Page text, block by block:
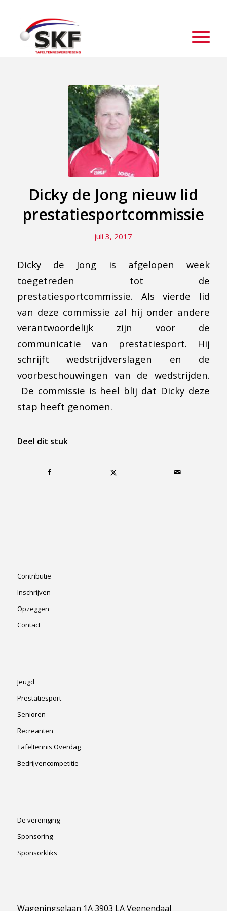
Dicky de Jong nieuw lid
prestatiesportcommissie
juli 3, 2017
Dicky de Jong is afgelopen week
toegetreden tot de
prestatiesportcommissie. Als vierde lid
van deze commissie zal hij onder andere
verantwoordelijk zijn voor de
communicatie van prestatiesport. Hij
schrijft wedstrijdverslagen en de
voorbeschouwingen van de wedstrijden.
De commissie is heel blij dat Dicky deze
stap heeft genomen.
Deel dit stuk
Contributie
Inschrijven
Opzeggen
Contact
Jeugd
Prestatiesport
Senioren
Recreanten
Tafeltennis Overdag
Bedrijvencompetitie
De vereniging
Sponsoring
Sponsorkliks
Wageningselaan 1A 3903 LA Veenendaal